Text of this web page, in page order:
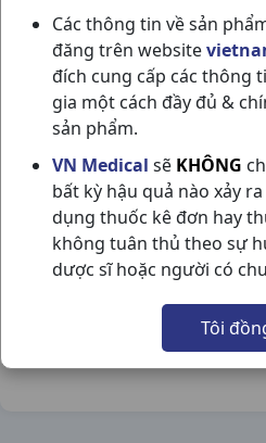
Các thông tin về sản
đăng trên website
đích cung cấp các thông
gia một cách đầy đủ &
sản phẩm.
VN Medical sẽ KHÔNG
bất kỳ hậu quả nào xảy
dụng thuốc kê đơn hay
không tuân thủ theo sự
dược sĩ hoặc người có
Tôi
FERROVIT C H50V
NSX:Thailand
Nhóm hàng:Vitamin &
Chia sẻ qua mạng xã hội: